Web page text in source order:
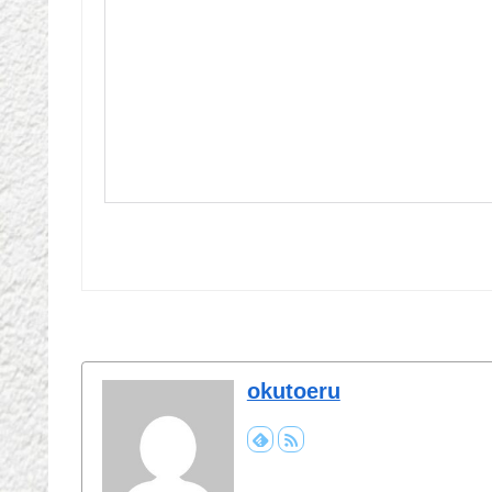
okutoeru